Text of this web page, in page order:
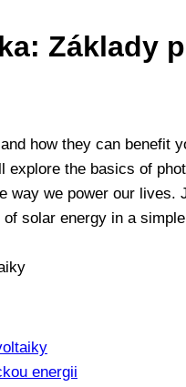
Základy
how they can benefit
the basics of
way we power our lives.
solar energy in a
energii